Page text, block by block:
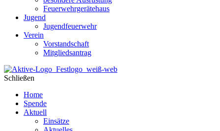
Feuerwehrgerätehaus
Jugend
Jugendfeuerwehr
Verein
Vorstandschaft
Mitgliedsantrag
Schließen
Home
Spende
Aktuell
Einsätze